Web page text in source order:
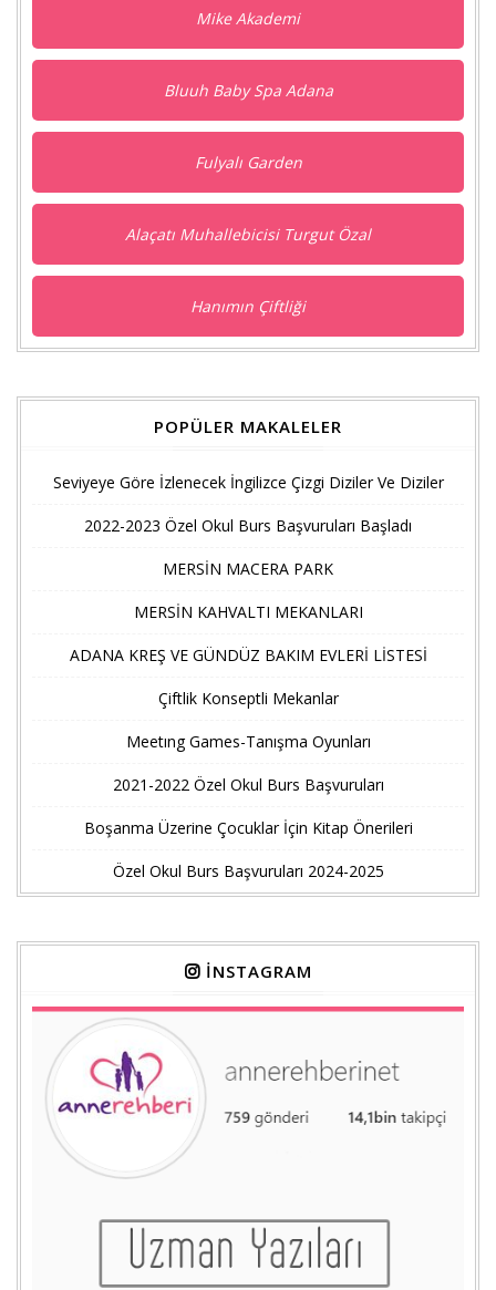
Mike Akademi
Bluuh Baby Spa Adana
Fulyalı Garden
Alaçatı Muhallebicisi Turgut Özal
Hanımın Çiftliği
POPÜLER MAKALELER
Seviyeye Göre İzlenecek İngilizce Çizgi Diziler Ve Diziler
2022-2023 Özel Okul Burs Başvuruları Başladı
MERSİN MACERA PARK
MERSİN KAHVALTI MEKANLARI
ADANA KREŞ VE GÜNDÜZ BAKIM EVLERİ LİSTESİ
Çiftlik Konseptli Mekanlar
Meetıng Games-Tanışma Oyunları
2021-2022 Özel Okul Burs Başvuruları
Boşanma Üzerine Çocuklar İçin Kitap Önerileri
Özel Okul Burs Başvuruları 2024-2025
İNSTAGRAM